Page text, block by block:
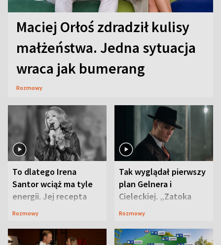
Maciej Orłoś zdradził kulisy
małżeństwa. Jedna sytuacja
wraca jak bumerang
Rozmowy
To dlatego Irena
Santor wciąż ma tyle
energii. Jej recepta
jest zaskakująco
Rozmowy
Tak wyglądał pierwszy
plan Gelnera i
Cieleckiej. „Zatoka
szpiegów” od razu ich
Rozmowy